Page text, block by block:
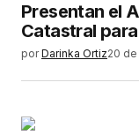
Presentan el
Catastral
por Darinka Ortiz20